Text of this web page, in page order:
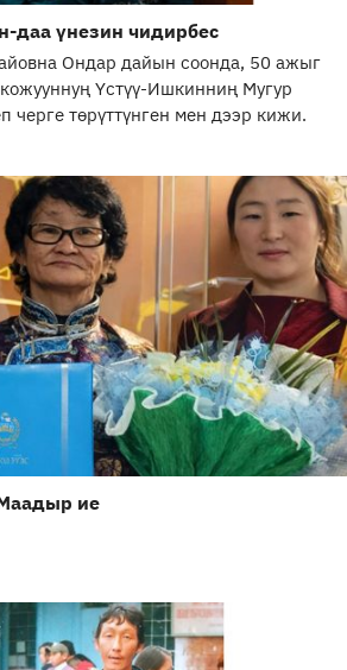
даа үнезин чидирбес
Ондар дайын соонда, 50 ажыг
Үстүү-Ишкинниң Мугур
төрүттүнген мен дээр кижи.
ие